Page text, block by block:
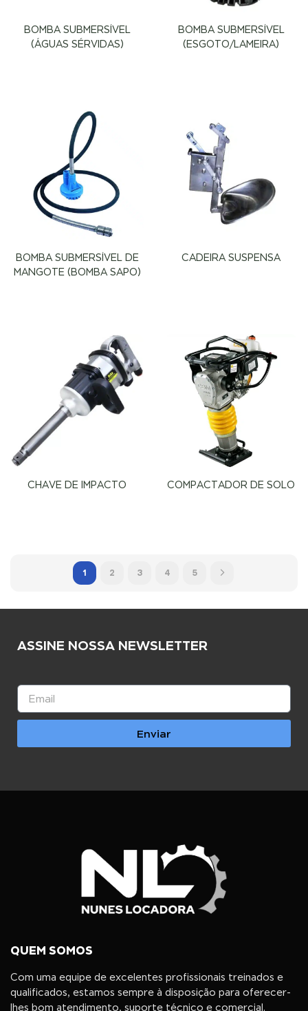
BOMBA SUBMERSÍVEL
(ÁGUAS SÉRVIDAS)
BOMBA SUBMERSÍVEL
(ESGOTO/LAMEIRA)
BOMBA SUBMERSÍVEL DE
MANGOTE (BOMBA SAPO)
CADEIRA SUSPENSA
CHAVE DE IMPACTO COMPACTADOR DE SOLO
1 2 3 4 5
ASSINE NOSSA NEWSLETTER
Enviar
QUEM SOMOS
Com uma equipe de excelentes profissionais treinados e
qualificados, estamos sempre à disposição para oferecer-
lhes bom atendimento, suporte técnico e comercial.